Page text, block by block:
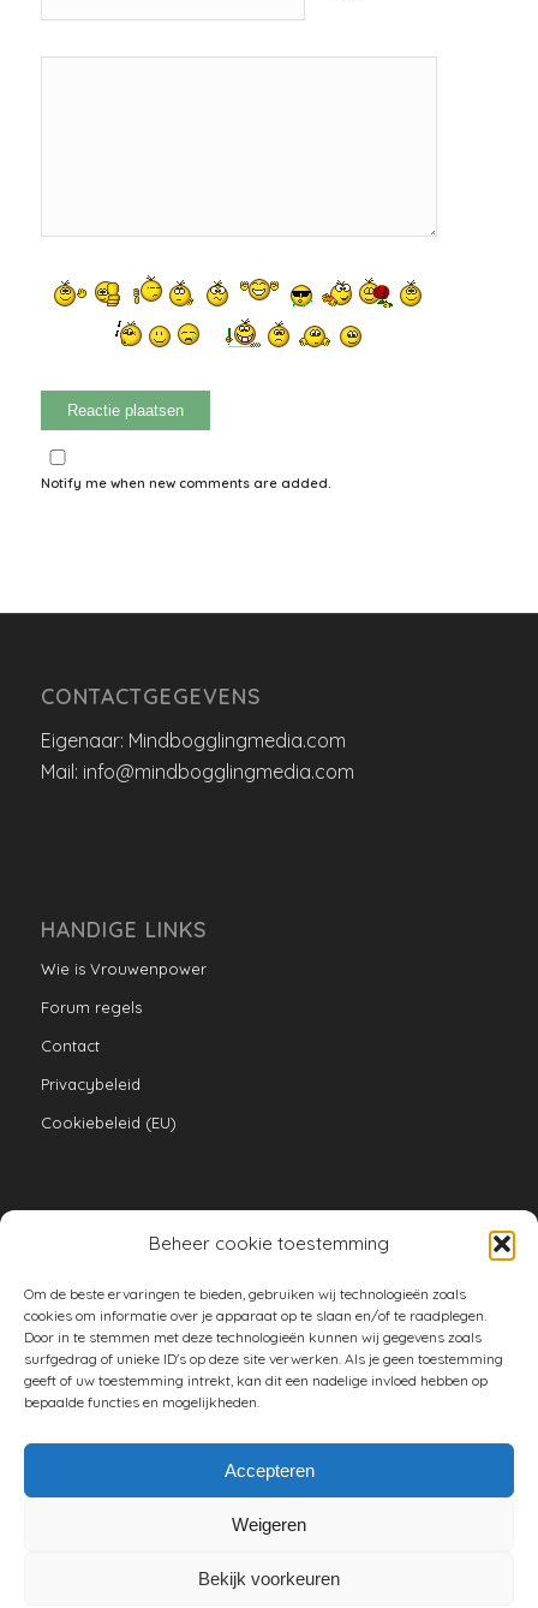
Beheer cookie toestemming
Om de beste ervaringen te bieden, gebruiken wij technologieën zoals
cookies om informatie over je apparaat op te slaan en/of te raadplegen.
Door in te stemmen met deze technologieën kunnen wij gegevens zoals
surfgedrag of unieke ID's op deze site verwerken. Als je geen toestemming
geeft of uw toestemming intrekt, kan dit een nadelige invloed hebben op
bepaalde functies en mogelijkheden.
Accepteren
Weigeren
Bekijk voorkeuren
Notify me when new comments are added.
CONTACTGEGEVENS
Eigenaar: Mindbogglingmedia.com
Mail: info@mindbogglingmedia.com
HANDIGE LINKS
Wie is Vrouwenpower
Forum regels
Contact
Privacybeleid
Cookiebeleid (EU)
armoe keuken
duurzaam
huishouden